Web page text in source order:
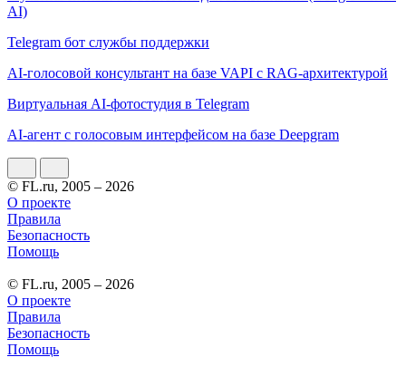
AI)
Telegram бот службы поддержки
AI-голосовой консультант на базе VAPI с RAG-архитектурой
Виртуальная AI-фотостудия в Telegram
AI-агент с голосовым интерфейсом на базе Deepgram
© FL.ru, 2005 – 2026
О проекте
Правила
Безопасность
Помощь
© FL.ru, 2005 – 2026
О проекте
Правила
Безопасность
Помощь